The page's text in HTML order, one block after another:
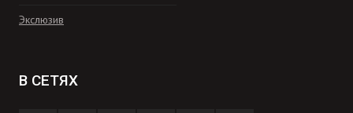
Экслюзив
В СЕТЯХ